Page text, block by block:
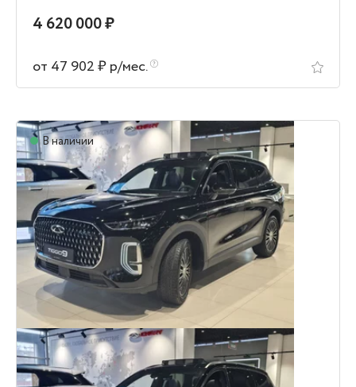
4 620 000 ₽
от 47 902 ₽ р/мес.
В наличии